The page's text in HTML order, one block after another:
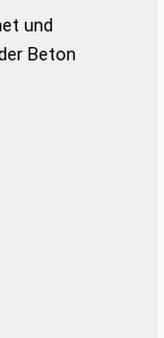
und
Beton